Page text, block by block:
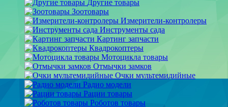
Другие товары
Зоотовары
Измерители-контролеры
Инструменты сада
Картинг запчасти
Квадрокоптеры
Мотоцикла товары
Отмычки замков
Очки мультемидийные
Радио модели
Рации товары
Роботов товары